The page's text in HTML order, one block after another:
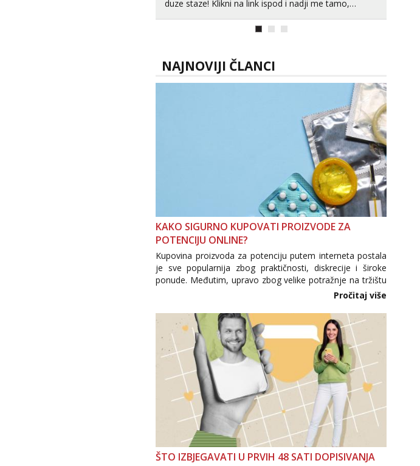
duze staze! Klikni na link ispod i nadji me tamo,
NAJNOVIJI ČLANCI
KAKO SIGURNO KUPOVATI PROIZVODE ZA
POTENCIJU ONLINE?
Kupovina proizvoda za potenciju putem interneta postala
je sve popularnija zbog praktičnosti, diskrecije i široke
ponude. Međutim, upravo zbog velike potražnje na tržištu
se pojavljuju i brojni krivotvoreni proizvodi, nepouzdane
internetske trgovine te proizvodi nepoznatog podrijetla. ...
Pročitaj više
ŠTO IZBJEGAVATI U PRVIH 48 SATI DOPISIVANJA